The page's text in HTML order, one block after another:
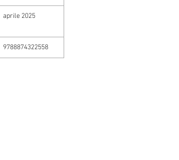
aprile 2025
9788874322558